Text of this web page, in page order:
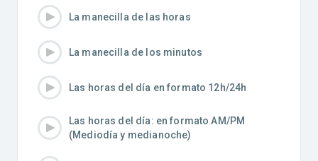
La manecilla de las horas
La manecilla de los minutos
Las horas del día en formato 12h/24h
Las horas del día: en formato AM/PM
(Mediodía y medianoche)